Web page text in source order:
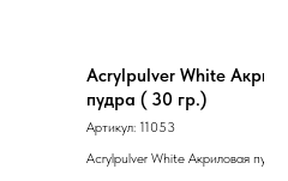
Acrylpulver White
пудра ( 30 гр.)
Артикул: 11053
Acrylpulver White Акриловая